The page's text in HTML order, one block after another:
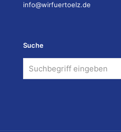
info@wirfuertoelz.de
Suche